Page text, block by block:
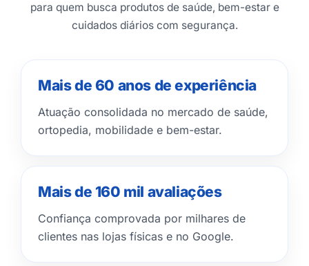
para quem busca produtos de saúde, bem-estar e
cuidados diários com segurança.
Mais de 60 anos de experiência
Atuação consolidada no mercado de saúde,
ortopedia, mobilidade e bem-estar.
Mais de 160 mil avaliações
Confiança comprovada por milhares de
clientes nas lojas físicas e no Google.